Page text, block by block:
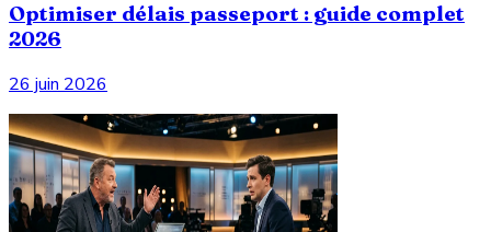
Optimiser délais passeport : guide complet
2026
26 juin 2026